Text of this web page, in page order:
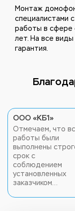
Монтаж
специалистами
работы в сфере
лет. На все
гарантия.
ООО «КБ1»
Отмечаем, что
работы были
выполнены
срок с
соблюдением
установленных
заказчиком